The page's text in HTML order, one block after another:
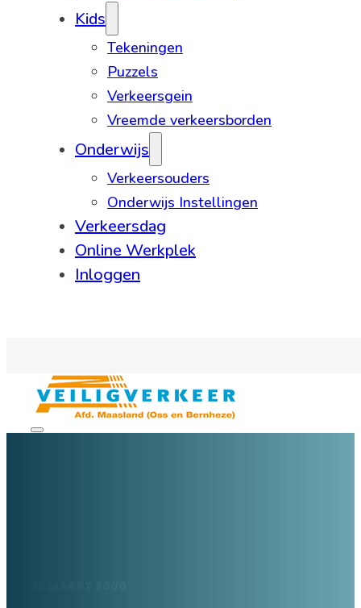
Kids
Tekeningen
Puzzels
Verkeersgein
Vreemde verkeersborden
Onderwijs
Verkeersouders
Onderwijs Instellingen
Verkeersdag
Online Werkplek
Inloggen